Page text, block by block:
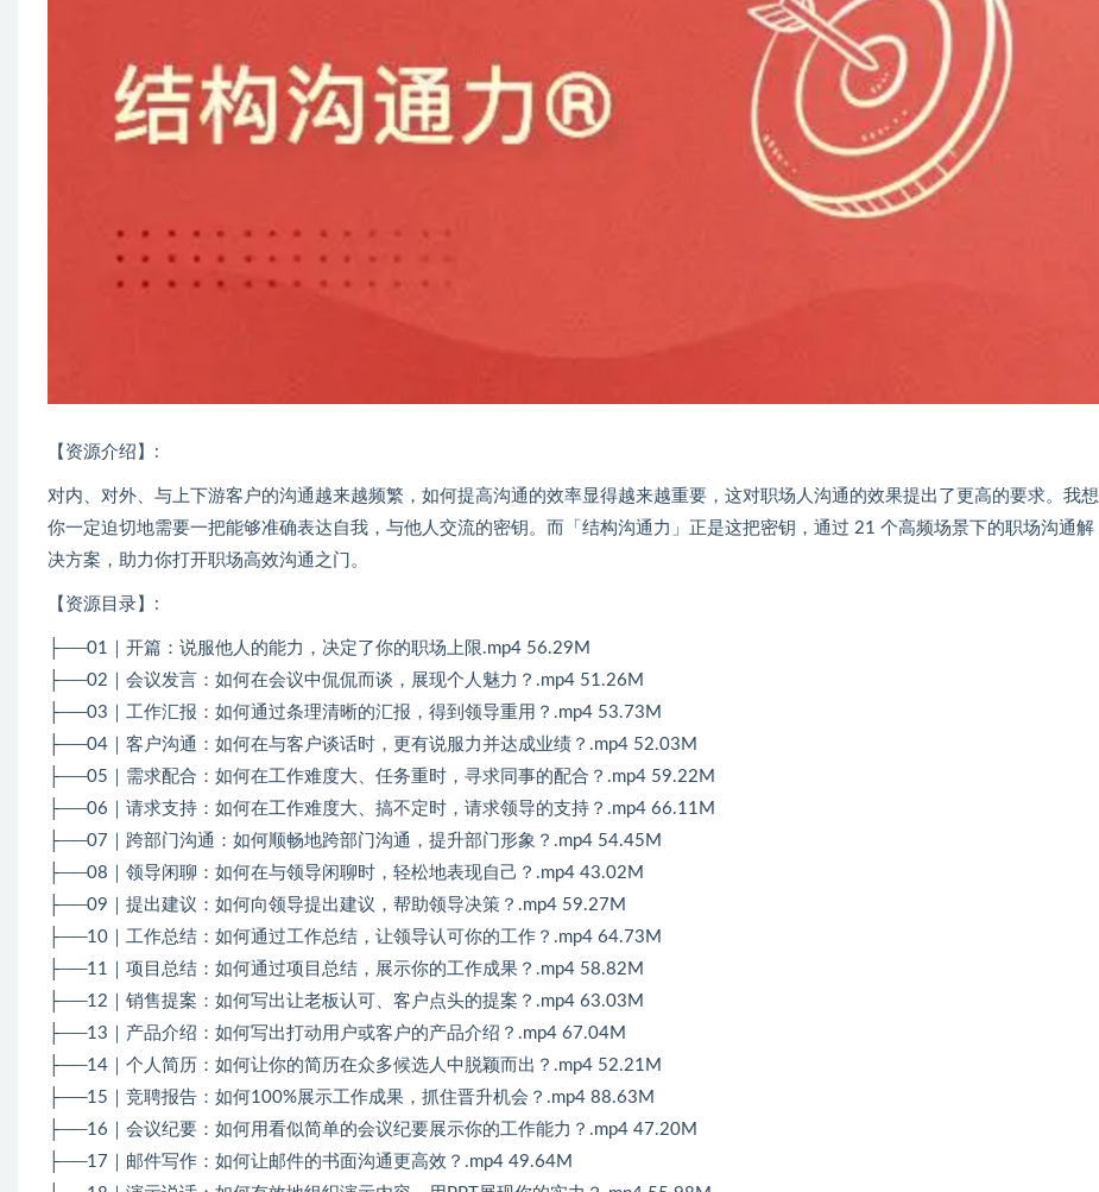
【资源介绍】:
对内、对外、与上下游客户的沟通越来越频繁，如何提高沟通的效率显得越来越重要，这对职场人沟通的效果提出了更高的要求。我想
你一定迫切地需要一把能够准确表达自我，与他人交流的密钥。而「结构沟通力」正是这把密钥，通过 21 个高频场景下的职场沟通解
决方案，助力你打开职场高效沟通之门。
【资源目录】:
├──01｜开篇：说服他人的能力，决定了你的职场上限.mp4 56.29M
├──02｜会议发言：如何在会议中侃侃而谈，展现个人魅力？.mp4 51.26M
├──03｜工作汇报：如何通过条理清晰的汇报，得到领导重用？.mp4 53.73M
├──04｜客户沟通：如何在与客户谈话时，更有说服力并达成业绩？.mp4 52.03M
├──05｜需求配合：如何在工作难度大、任务重时，寻求同事的配合？.mp4 59.22M
├──06｜请求支持：如何在工作难度大、搞不定时，请求领导的支持？.mp4 66.11M
├──07｜跨部门沟通：如何顺畅地跨部门沟通，提升部门形象？.mp4 54.45M
├──08｜领导闲聊：如何在与领导闲聊时，轻松地表现自己？.mp4 43.02M
├──09｜提出建议：如何向领导提出建议，帮助领导决策？.mp4 59.27M
├──10｜工作总结：如何通过工作总结，让领导认可你的工作？.mp4 64.73M
├──11｜项目总结：如何通过项目总结，展示你的工作成果？.mp4 58.82M
├──12｜销售提案：如何写出让老板认可、客户点头的提案？.mp4 63.03M
├──13｜产品介绍：如何写出打动用户或客户的产品介绍？.mp4 67.04M
├──14｜个人简历：如何让你的简历在众多候选人中脱颖而出？.mp4 52.21M
├──15｜竞聘报告：如何100%展示工作成果，抓住晋升机会？.mp4 88.63M
├──16｜会议纪要：如何用看似简单的会议纪要展示你的工作能力？.mp4 47.20M
├──17｜邮件写作：如何让邮件的书面沟通更高效？.mp4 49.64M